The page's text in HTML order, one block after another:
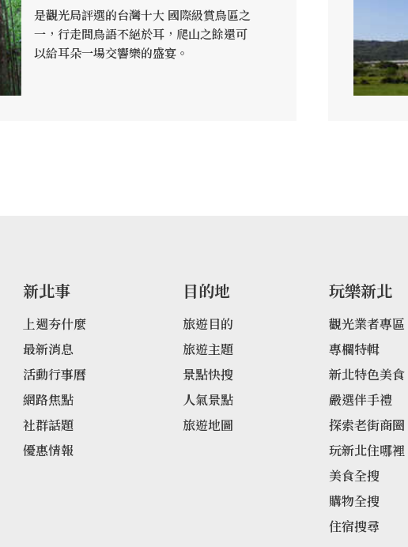
是觀光局評選的台灣十大 國際級賞鳥區之
一，行走間鳥語不絕於耳，爬山之餘還可
以給耳朵一場交響樂的盛宴。
新北事
上週夯什麼
最新消息
活動行事曆
網路焦點
社群話題
優惠情報
目的地
旅遊目的
旅遊主題
景點快搜
人氣景點
旅遊地圖
玩樂新北
觀光業者專區
專欄特輯
新北特色美食
嚴選伴手禮
探索老街商圈
玩新北住哪裡
美食全搜
購物全搜
住宿搜尋